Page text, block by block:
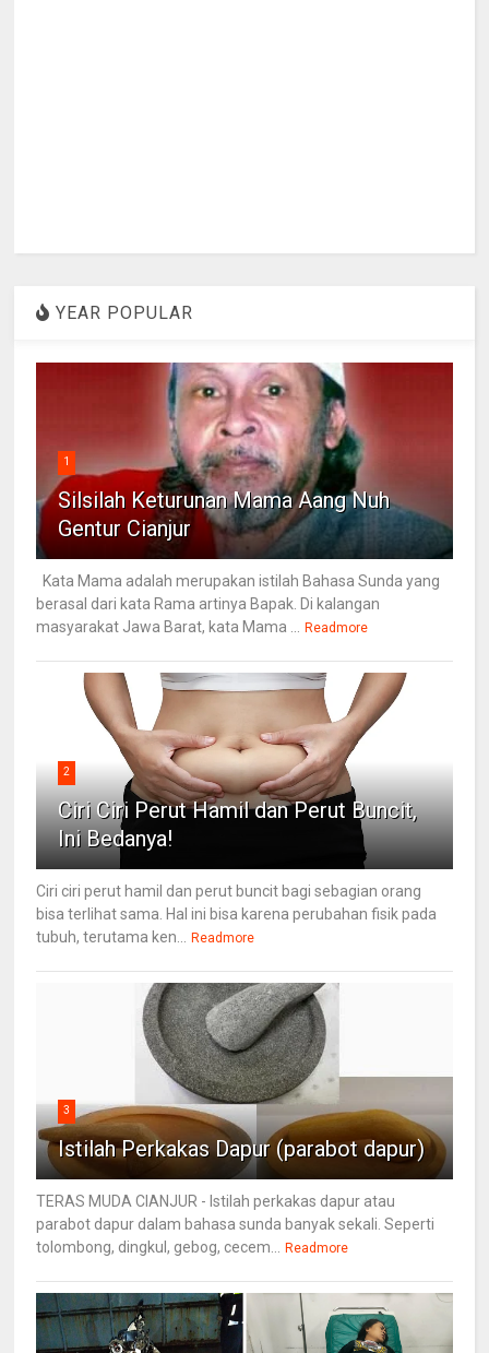
YEAR POPULAR
1
Silsilah Keturunan Mama Aang Nuh
Gentur Cianjur
Kata Mama adalah merupakan istilah Bahasa Sunda yang
berasal dari kata Rama artinya Bapak. Di kalangan
masyarakat Jawa Barat, kata Mama ... Readmore
2
Ciri Ciri Perut Hamil dan Perut Buncit,
Ini Bedanya!
Ciri ciri perut hamil dan perut buncit bagi sebagian orang
bisa terlihat sama. Hal ini bisa karena perubahan fisik pada
tubuh, terutama ken... Readmore
3
Istilah Perkakas Dapur (parabot dapur)
TERAS MUDA CIANJUR - Istilah perkakas dapur atau
parabot dapur dalam bahasa sunda banyak sekali. Seperti
tolombong, dingkul, gebog, cecem... Readmore